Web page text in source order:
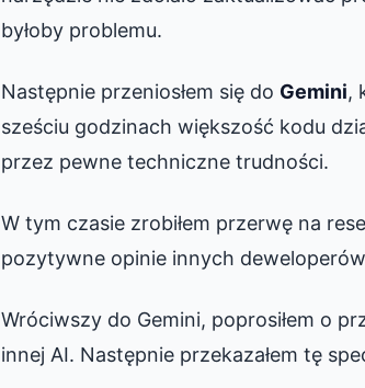
byłoby problemu.
Następnie przeniosłem się do Gemini,
sześciu godzinach większość kodu
przez pewne techniczne trudności.
W tym czasie zrobiłem przerwę na
pozytywne opinie innych
Wróciwszy do Gemini, poprosiłem o
innej AI. Następnie przekazałem tę